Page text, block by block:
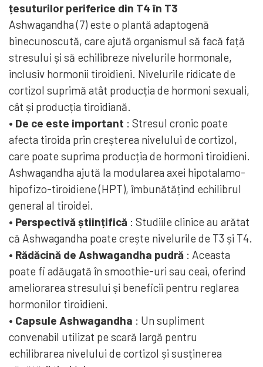
țesuturilor periferice din T4 în T3
Ashwagandha (7) este o plantă adaptogenă
binecunoscută, care ajută organismul să facă față
stresului și să echilibreze nivelurile hormonale,
inclusiv hormonii tiroidieni. Nivelurile ridicate de
cortizol suprimă atât producția de hormoni sexuali,
cât și producția tiroidiană.
• De ce este important : Stresul cronic poate
afecta tiroida prin creșterea nivelului de cortizol,
care poate suprima producția de hormoni tiroidieni.
Ashwagandha ajută la modularea axei hipotalamo-
hipofizo-tiroidiene (HPT), îmbunătățind echilibrul
general al tiroidei.
• Perspectivă științifică : Studiile clinice au arătat
că Ashwagandha poate crește nivelurile de T3 și T4.
• Rădăcină de Ashwagandha pudră : Aceasta
poate fi adăugată în smoothie-uri sau ceai, oferind
ameliorarea stresului și beneficii pentru reglarea
hormonilor tiroidieni.
• Capsule Ashwagandha : Un supliment
convenabil utilizat pe scară largă pentru
echilibrarea nivelului de cortizol și susținerea